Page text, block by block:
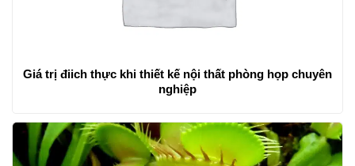
Giá trị điich thực khi thiết kế nội thất phòng họp chuyên
nghiệp